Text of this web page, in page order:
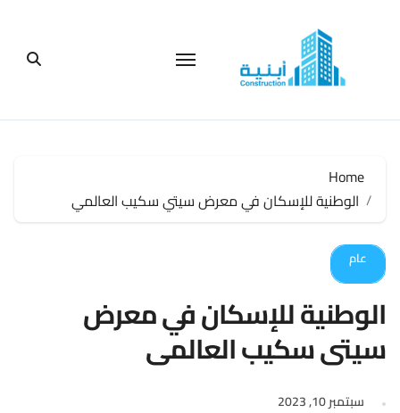
Home
الوطنية للإسكان في معرض سيتي سكيب العالمي
عام
الوطنية للإسكان في معرض
سيتي سكيب العالمي
سبتمبر 10, 2023